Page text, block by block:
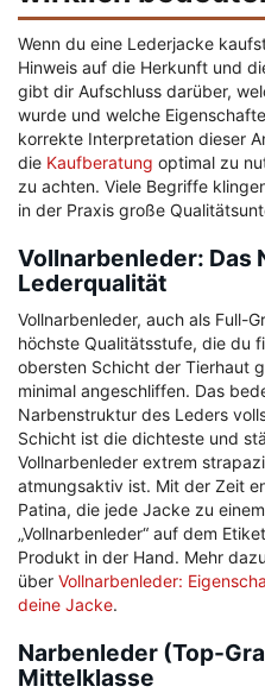
Wenn du eine Lederjacke
Hinweis auf die Herkunft und
gibt dir Aufschluss darüber,
wurde und welche
korrekte Interpretation dieser
die Kaufberatung optimal zu
zu achten. Viele Begriffe
in der Praxis große
Vollnarbenleder: Das
Lederqualität
Vollnarbenleder, auch als Full-
höchste Qualitätsstufe, die du
obersten Schicht der Tierhaut
minimal angeschliffen. Das
Narbenstruktur des Leders
Schicht ist die dichteste und
Vollnarbenleder extrem
atmungsaktiv ist. Mit der Zeit
Patina, die jede Jacke zu
„Vollnarbenleder“ auf dem
Produkt in der Hand. Mehr
über Vollnarbenleder:
deine Jacke.
Narbenleder (Top-
Mittelklasse